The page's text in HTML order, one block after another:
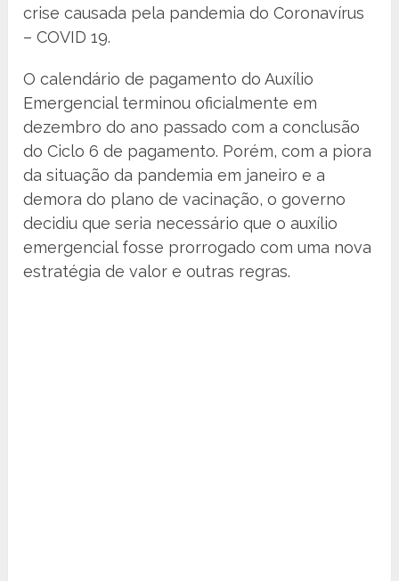
crise causada pela pandemia do Coronavírus
– COVID 19.
O calendário de pagamento do Auxílio
Emergencial terminou oficialmente em
dezembro do ano passado com a conclusão
do Ciclo 6 de pagamento. Porém, com a piora
da situação da pandemia em janeiro e a
demora do plano de vacinação, o governo
decidiu que seria necessário que o auxílio
emergencial fosse prorrogado com uma nova
estratégia de valor e outras regras.